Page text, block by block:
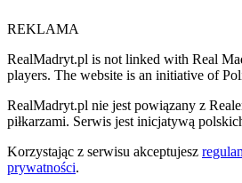
REKLAMA
RealMadryt.pl is not linked with Real
players. The website is an initiative of
RealMadryt.pl nie jest powiązany z
piłkarzami. Serwis jest inicjatywą
Korzystając z serwisu akceptujesz
prywatności.